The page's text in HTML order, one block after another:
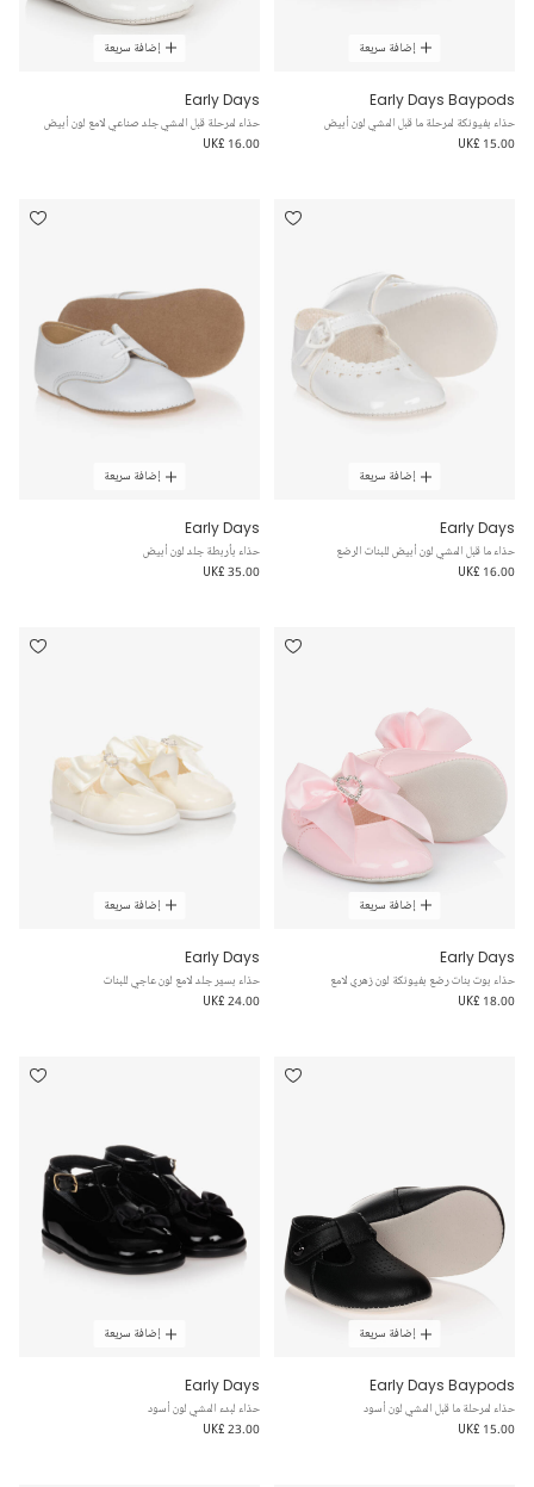
إضافة سريعة
Early Days Baypods
حذاء بفيونكة لمرحلة ما قبل المشي لون أبيض
UK£ 15.00
إضافة سريعة
Early Days
حذاء لمرحلة قبل المشي جلد صناعي لامع لون أبيض
UK£ 16.00
إضافة سريعة
Early Days
حذاء ما قبل المشي لون أبيض للبنات الرضع
UK£ 16.00
إضافة سريعة
Early Days
حذاء بأربطة جلد لون أبيض
UK£ 35.00
إضافة سريعة
Early Days
حذاء بوت بنات رضع بفيونكة لون زهري لامع
UK£ 18.00
إضافة سريعة
Early Days
حذاء بسيّر جلد لامع لون عاجي للبنات
UK£ 24.00
إضافة سريعة
Early Days Baypods
حذاء لمرحلة ما قبل المشي لون أسود
UK£ 15.00
إضافة سريعة
Early Days
حذاء لبدء المشي لون أسود
UK£ 23.00